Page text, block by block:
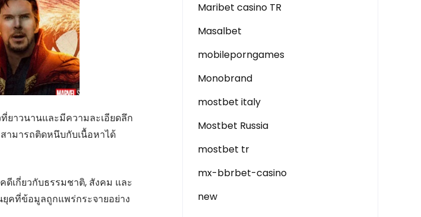
ยาวนานและมีความละเอียดลึก
ามารถติดหนึบกับเนื้อหาได้
เกี่ยวกับธรรมชาติ, สังคม และ
ยุคที่ข้อมูลถูกแพร่กระจายอย่าง
Maribet casino TR
Masalbet
mobileporngames
Monobrand
mostbet italy
Mostbet Russia
mostbet tr
mx-bbrbet-casino
new